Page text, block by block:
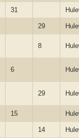
31
29
8
6
29
15
14